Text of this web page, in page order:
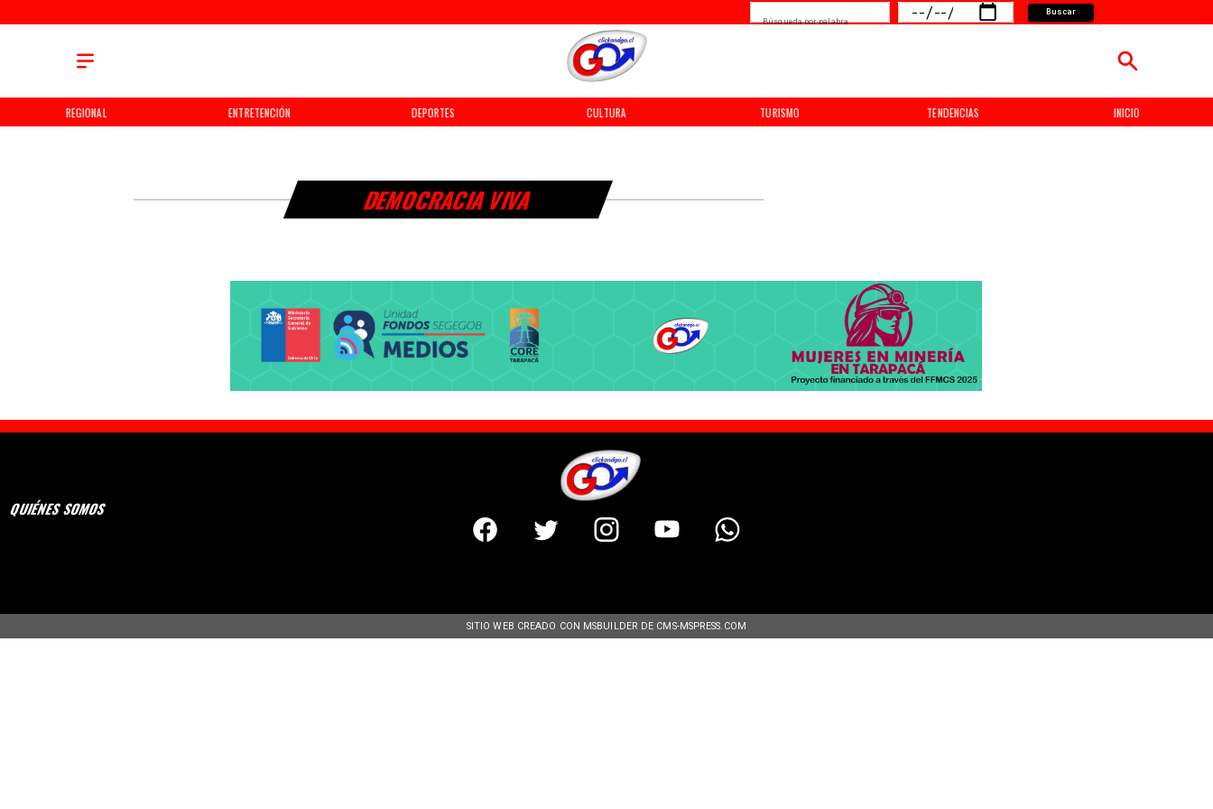
REGIONAL ENTRETENCIÓN DEPORTES CULTURA TURISMO TENDENCIAS INICIO
Buscar
Búsqueda por palabra
DEMOCRACIA VIVA
SITIO WEB CREADO CON MSBUILDER DE CMS-MSPRESS.COM
QUIÉNES SOMOS